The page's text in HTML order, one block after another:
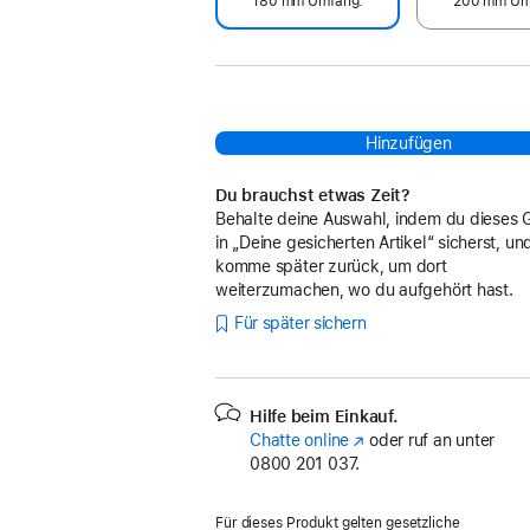
Hinzufügen
Du brauchst etwas Zeit?
Behalte deine Auswahl, indem du dieses
in „Deine gesicherten Artikel“ sicherst,
komme später zurück, um dort
weiterzumachen, wo du aufgehört hast.
Für später sichern
Hilfe beim Einkauf.
Chatte online (Öffnet
ein
oder ruf an unter
0800 201 037.
Für dieses Produkt gelten gesetzliche